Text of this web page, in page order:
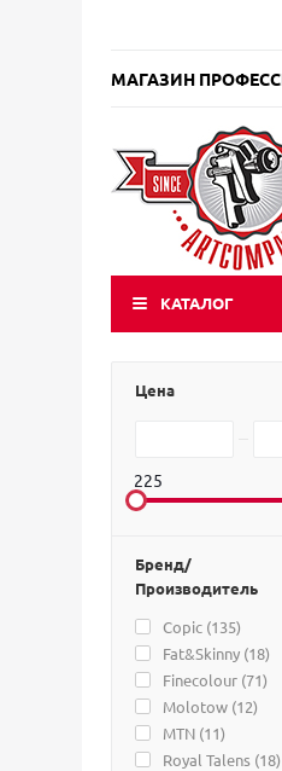
МАГАЗИН
КАТАЛОГ
Цена
225
Бренд/
Производитель
Copic (135)
Fat&Skinny (18)
Finecolour (71)
Molotow (12)
MTN (11)
Royal Talens (18)